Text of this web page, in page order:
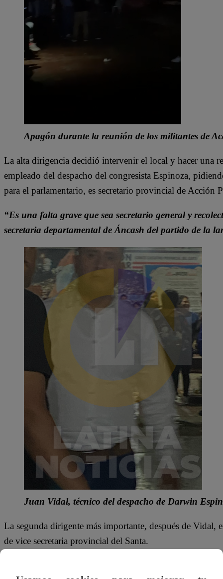
Apagón durante la reunión de los militantes de
La alta dirigencia decidió intervenir el local y hacer una
empleado del despacho del congresista Espinoza,
para el parlamentario, es secretario provincial de Acción
“Es una falta grave que sea secretario general y
secretaria departamental de Áncash del partido de la
Juan Vidal, técnico del despacho de Darwin
La segunda dirigente más importante, después de Vidal,
de vice secretaria provincial del Santa.
El objetivo de restructurar y reformar el partido estuvo